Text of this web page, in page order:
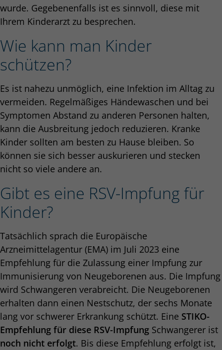
wurde. Gegebenenfalls ist es sinnvoll, diese mit
Ihrem Kinderarzt zu besprechen.
Wie kann man Kinder
schützen?
Es ist nahezu unmöglich, eine Infektion im Alltag zu
vermeiden. Regelmäßiges Händewaschen und bei
Symptomen Abstand zu anderen Personen halten,
kann die Ausbreitung jedoch reduzieren. Kranke
Kinder sollten am besten zu Hause bleiben. So
können sie sich besser auskurieren und stecken
nicht so viele andere an.
Gibt es eine RSV-Impfung für
Kinder?
Tatsächlich sprach die Europäische
Arzneimittelagentur (EMA) im Juli 2023 eine
Empfehlung für die Zulassung einer Impfung zur
Immunisierung von Neugeborenen aus. Die Impfung
wird Schwangeren verabreicht. Die Neugeborenen
erhalten dann einen Nestschutz, der sechs Monate
lang vor schwerer Erkrankung schützt. Eine STIKO-
Empfehlung für diese RSV-Impfung Schwangerer ist
noch nicht erfolgt. Bis diese Empfehlung erfolgt ist,